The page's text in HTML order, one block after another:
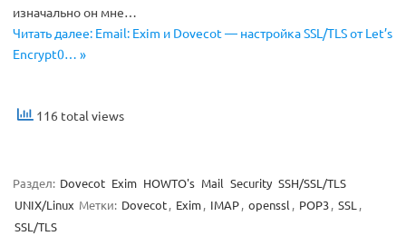
изначально он мне…
Читать далее: Email: Exim и Dovecot — настройка SSL/TLS от Let’s
Encrypt0… »
116 total views
Раздел: Dovecot Exim HOWTO's Mail Security SSH/SSL/TLS
UNIX/Linux Метки: Dovecot, Exim, IMAP, openssl , POP3, SSL ,
SSL/TLS